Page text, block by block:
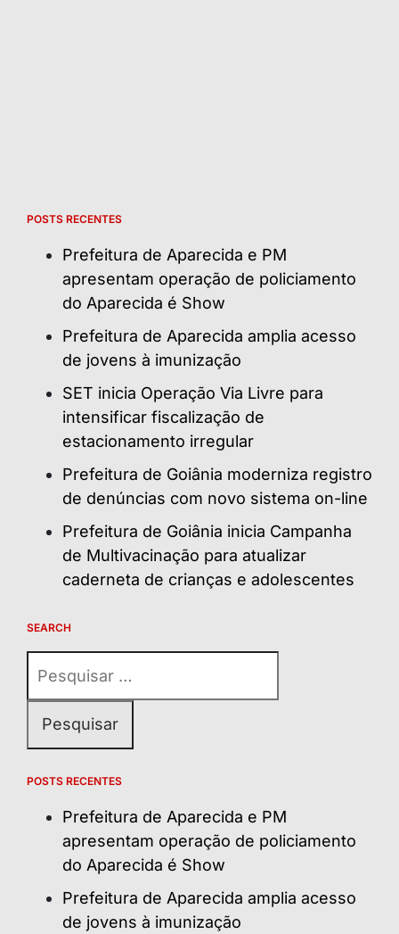
POSTS RECENTES
Prefeitura de Aparecida e PM
apresentam operação de policiamento
do Aparecida é Show
Prefeitura de Aparecida amplia acesso
de jovens à imunização
SET inicia Operação Via Livre para
intensificar fiscalização de
estacionamento irregular
Prefeitura de Goiânia moderniza registro
de denúncias com novo sistema on-line
Prefeitura de Goiânia inicia Campanha
de Multivacinação para atualizar
caderneta de crianças e adolescentes
SEARCH
por:
POSTS RECENTES
Prefeitura de Aparecida e PM
apresentam operação de policiamento
do Aparecida é Show
Prefeitura de Aparecida amplia acesso
de jovens à imunização